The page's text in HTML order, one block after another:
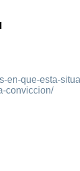
en-que-esta-
conviccion/